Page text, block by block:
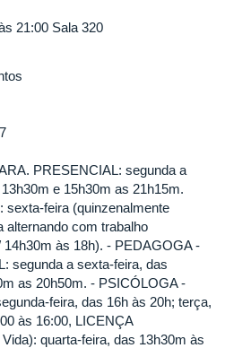
21:00 Sala 320
PRESENCIAL: segunda a
e 15h30m as 21h15m.
feira (quinzenalmente
alternando com trabalho
às 18h). - PEDAGOGA -
segunda a sexta-feira, das
as 20h50m. - PSICÓLOGA -
feira, das 16h às 20h; terça,
às 16:00, LICENÇA
quarta-feira, das 13h30m às